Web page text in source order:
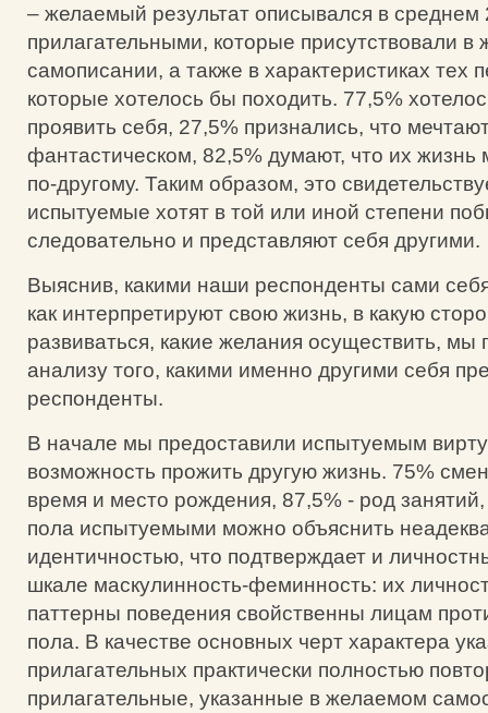
– желаемый результат описывался в среднем
прилагательными, которые присутствовали в
самописании, а также в характеристиках тех
которые хотелось бы походить. 77,5%
проявить себя, 27,5% признались, что
фантастическом, 82,5% думают, что их жизнь
по-другому. Таким образом, это
испытуемые хотят в той или иной степени
следовательно и представляют себя другими.
Выяснив, какими наши респонденты сами
как интерпретируют свою жизнь, в какую
развиваться, какие желания осуществить, мы
анализу того, какими именно другими себя
респонденты.
В начале мы предоставили испытуемым
возможность прожить другую жизнь. 75%
время и место рождения, 87,5% - род
пола испытуемыми можно объяснить
идентичностью, что подтверждает и
шкале маскулинность-феминность: их
паттерны поведения свойственны лицам
пола. В качестве основных черт характера
прилагательных практически полностью
прилагательные, указанные в желаемом